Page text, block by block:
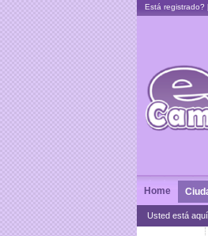
Está registrado?
Home
Usted está